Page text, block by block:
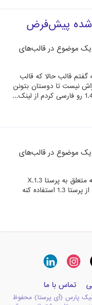
شده پیش‌فرض
یک موضوع در قالب‌های
قالب حالا که قالب
قالبی براش نیست تا دوستان بتونن
یک موضوع در قالب‌های
ممنون . قالب های زیبایی هستند اما همه متعلق به پرستا 1.3.X
کنه
تماس با ما
پارس (آی پرستا) محفوظ